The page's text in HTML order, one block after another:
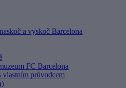
a vyskoč Barcelona
FC Barcelona
průvodcem